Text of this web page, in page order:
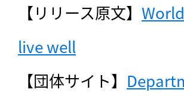
【リリース原文】
live well
【団体サイト】